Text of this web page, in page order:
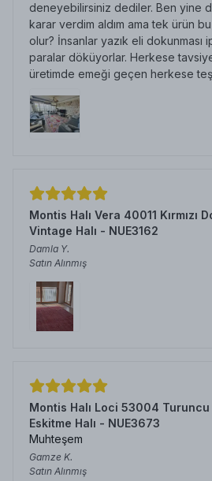
deneyebilirsiniz dediler. Ben yine
karar verdim aldım ama tek ürün
olur? İnsanlar yazık eli dokunması
paralar döküyorlar. Herkese
üretimde emeği geçen herkese
Montis Halı Vera 40011 Kırmızı
Vintage Halı - NUE3162
Damla Y.
Satın Alınmış
Montis Halı Loci 53004 Turuncu
Eskitme Halı - NUE3673
Muhteşem
Gamze K.
Satın Alınmış